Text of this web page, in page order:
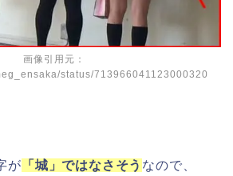
画像引用元：
status/713966041123000320
が 「城」ではなさそう なので、